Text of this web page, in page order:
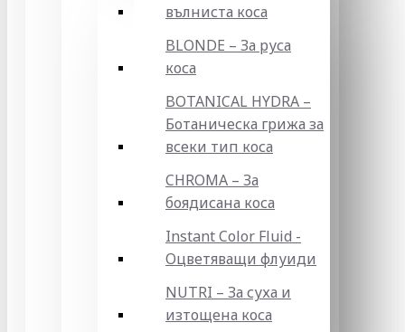
вълниста коса
BLONDE – За руса
коса
BOTANICAL HYDRA –
Ботаническа грижа за
всеки тип коса
CHROMA – За
боядисана коса
Instant Color Fluid -
Оцветяващи флуиди
NUTRI – За суха и
изтощена коса